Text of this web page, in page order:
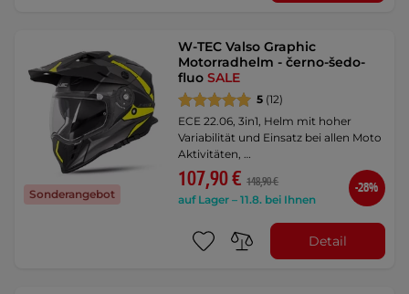
Sonderangebot
W-TEC Valso Graphic
Motorradhelm - černo-šedo-
fluoSALE
5 (12)
ECE 22.06, 3in1, Helm mit hoher
Variabilität und Einsatz bei allen Moto
Aktivitäten, …
107,90 € 148,90 €
auf Lager – 11.8. bei Ihnen
-28%
Detail